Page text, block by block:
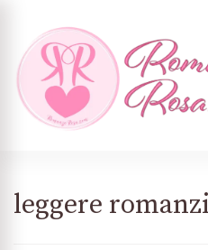
leggere